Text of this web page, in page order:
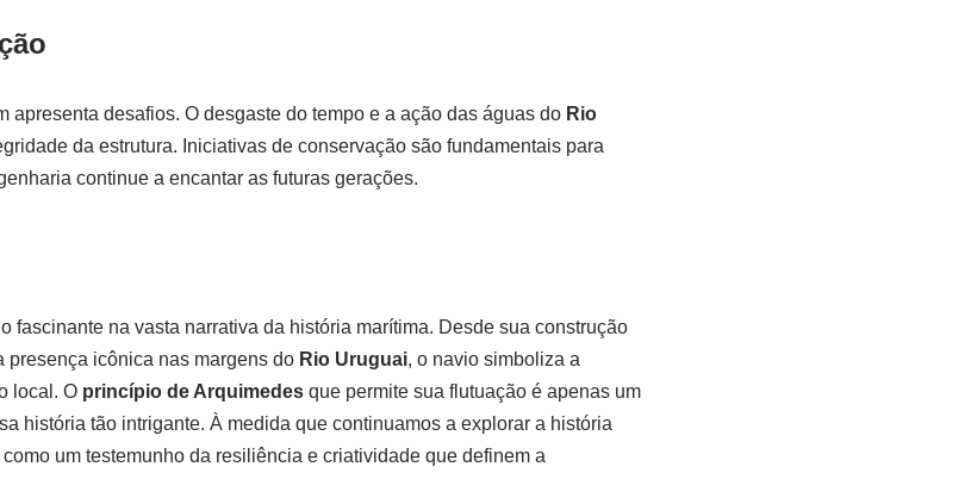
apresenta desafios. O desgaste do tempo e a ação das águas do Rio
da estrutura. Iniciativas de conservação são fundamentais para
continue a encantar as futuras gerações.
fascinante na vasta narrativa da história marítima. Desde sua construção
presença icônica nas margens do Rio Uruguai, o navio simboliza a
local. O princípio de Arquimedesque permite sua flutuação é apenas um
história tão intrigante. À medida que continuamos a explorar a história
um testemunho da resiliência e criatividade que definem a